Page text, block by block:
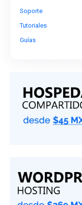
Soporte
Tutoriales
Guías